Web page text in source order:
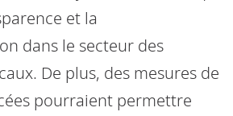
et la
dans le secteur des
De plus, des mesures de
pourraient permettre